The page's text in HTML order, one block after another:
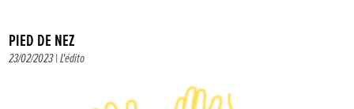
PIED DE NEZ
23/02/2023 |L'édito